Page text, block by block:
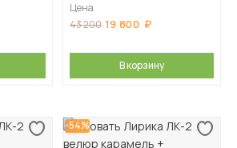
Цена
43 200 19 800
В корзину
-54%